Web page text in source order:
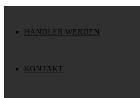
HÄNDLER WERDEN
KONTAKT